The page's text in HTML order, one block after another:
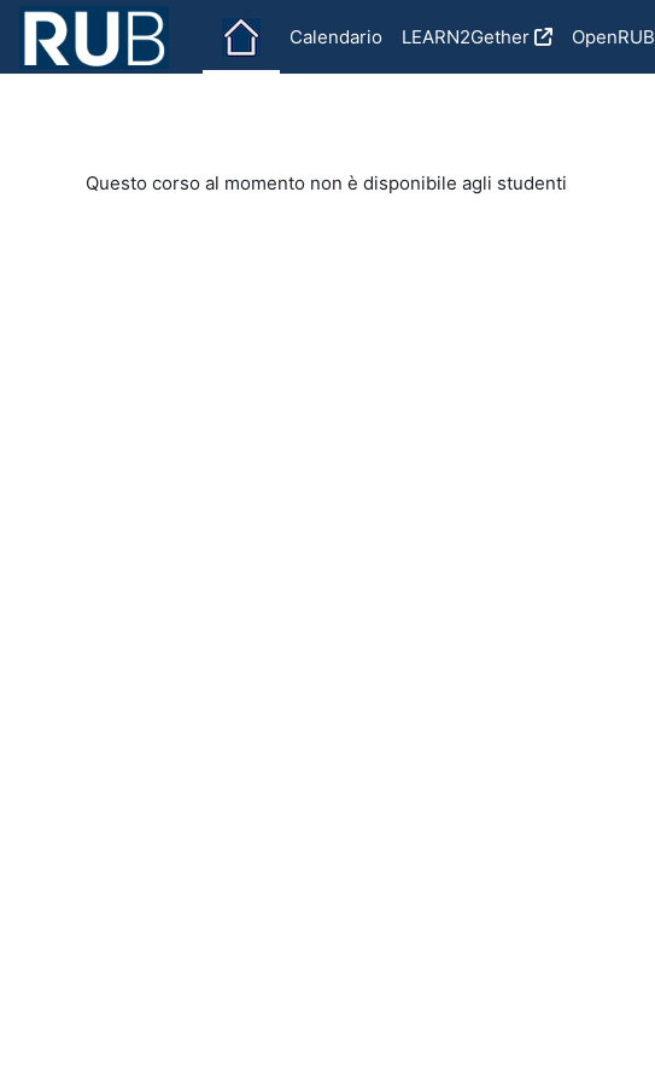
Vai al contenuto principale
Calendario
LEARN2Gether OpenRUB
Questo corso al momento non è disponibile agli studenti